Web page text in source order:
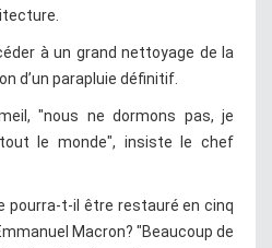
à un grand nettoyage de la
d’un parapluie définitif.
"nous ne dormons pas, je
le monde", insiste le chef
pourra-t-il être restauré en cinq
Macron? "Beaucoup de